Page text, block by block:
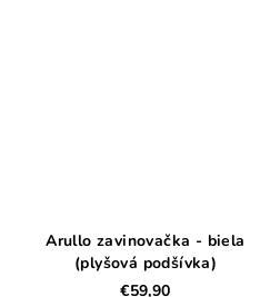
Arullo zavinovačka - biela
(plyšová podšívka)
€59,90